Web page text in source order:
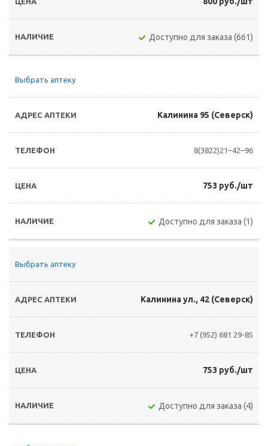
Доступно для заказа (661)
Выбрать аптеку
Калинина 95 (Северск)
8(3822)21–42–96
753 руб./шт
Доступно для заказа (1)
Выбрать аптеку
Калинина ул., 42 (Северск)
+7 (952) 681 29-85
753 руб./шт
Доступно для заказа (4)